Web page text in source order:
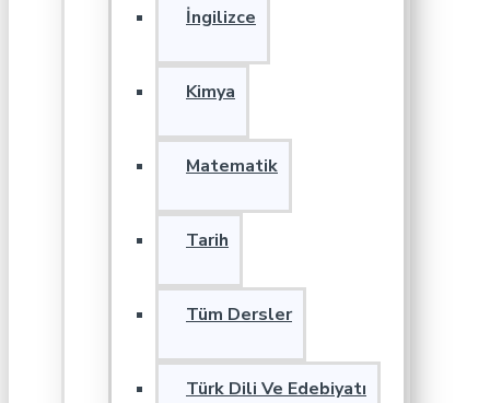
İngilizce
Kimya
Matematik
Tarih
Tüm Dersler
Türk Dili Ve Edebiyatı